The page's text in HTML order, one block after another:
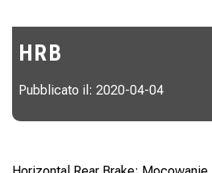
HRB
Pubblicato il: 2020-04-04